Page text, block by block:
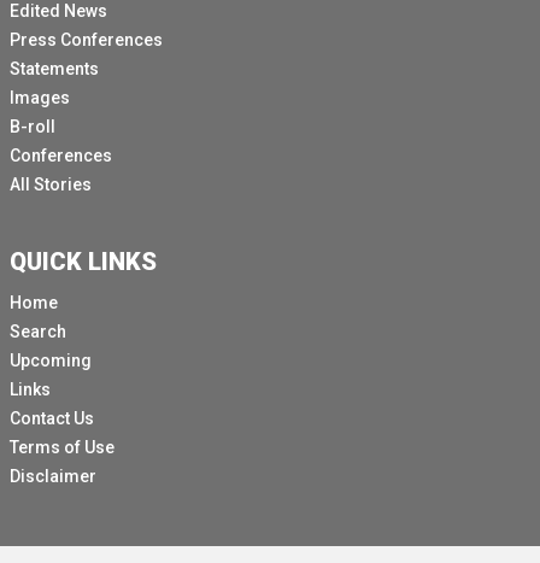
Edited News
Press Conferences
Statements
Images
B-roll
Conferences
All Stories
QUICK LINKS
Home
Search
Upcoming
Links
Contact Us
Terms of Use
Disclaimer